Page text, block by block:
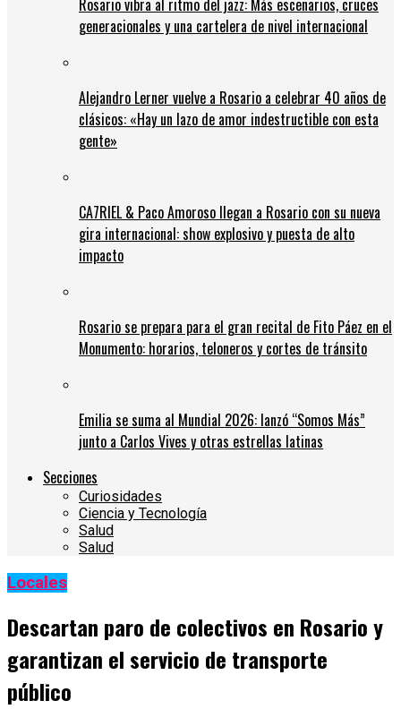
Rosario vibra al ritmo del jazz: Más escenarios, cruces
generacionales y una cartelera de nivel internacional
Alejandro Lerner vuelve a Rosario a celebrar 40 años de
clásicos: «Hay un lazo de amor indestructible con esta
gente»
CA7RIEL & Paco Amoroso llegan a Rosario con su nueva
gira internacional: show explosivo y puesta de alto
impacto
Rosario se prepara para el gran recital de Fito Páez en el
Monumento: horarios, teloneros y cortes de tránsito
Emilia se suma al Mundial 2026: lanzó “Somos Más”
junto a Carlos Vives y otras estrellas latinas
Secciones
Curiosidades
Ciencia y Tecnología
Salud
Salud
Locales
Descartan paro de colectivos en Rosario y
garantizan el servicio de transporte
público